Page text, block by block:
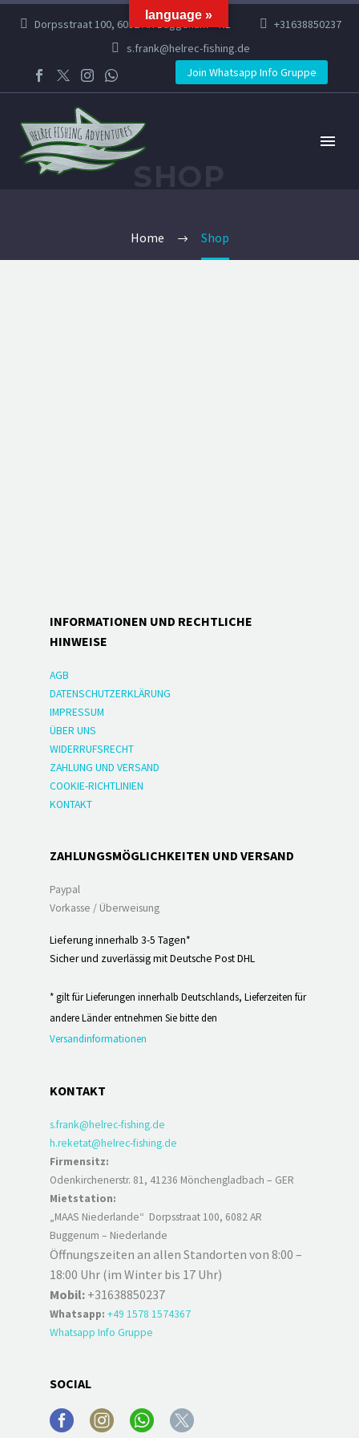
Dorpsstraat 100, 6082 AR Buggenum – NL
+31638850237
s.frank@helrec-fishing.de
Join Whatsapp Info Gruppe
Home Shop
INFORMATIONEN UND RECHTLICHE
HINWEISE
AGB
DATENSCHUTZERKLÄRUNG
IMPRESSUM
ÜBER UNS
WIDERRUFSRECHT
ZAHLUNG UND VERSAND
COOKIE-RICHTLINIEN
KONTAKT
ZAHLUNGSMÖGLICHKEITEN UND VERSAND
Paypal
Vorkasse / Überweisung
Lieferung innerhalb 3-5 Tagen*
Sicher und zuverlässig mit Deutsche Post DHL
* gilt für Lieferungen innerhalb Deutschlands, Lieferzeiten für
andere Länder entnehmen Sie bitte den
Versandinformationen
KONTAKT
s.frank@helrec-fishing.de
h.reketat@helrec-fishing.de
Firmensitz:
Odenkirchenerstr. 81, 41236 Mönchengladbach – GER
Mietstation:
„MAAS Niederlande“ Dorpsstraat 100, 6082 AR
Buggenum – Niederlande
Öffnungszeiten an allen Standorten von 8:00 –
18:00 Uhr (im Winter bis 17 Uhr)
Mobil: +31638850237
Whatsapp: +49 1578 1574367
Whatsapp Info Gruppe
SOCIAL
language »